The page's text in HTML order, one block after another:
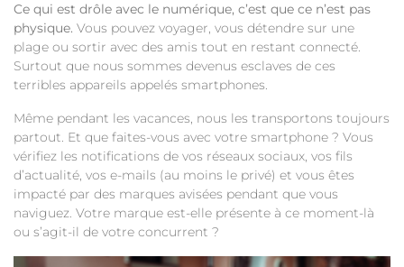
Ce qui est drôle avec le numérique, c’est que ce n’est pas
physique. Vous pouvez voyager, vous détendre sur une
plage ou sortir avec des amis tout en restant connecté.
Surtout que nous sommes devenus esclaves de ces
terribles appareils appelés smartphones.
Même pendant les vacances, nous les transportons toujours
partout. Et que faites-vous avec votre smartphone ? Vous
vérifiez les notifications de vos réseaux sociaux, vos fils
d’actualité, vos e-mails (au moins le privé) et vous êtes
impacté par des marques avisées pendant que vous
naviguez. Votre marque est-elle présente à ce moment-là
ou s’agit-il de votre concurrent ?